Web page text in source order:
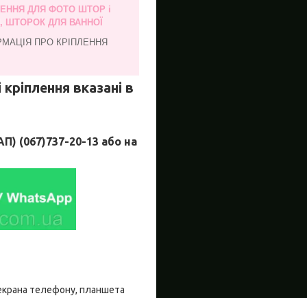
ДЛЯ ФОТО ШТОР і
ШТОРОК ДЛЯ ВАННОЇ
ПРО КРІПЛЕННЯ
вказані в
(067)737-20-13 або на
телефону, планшета